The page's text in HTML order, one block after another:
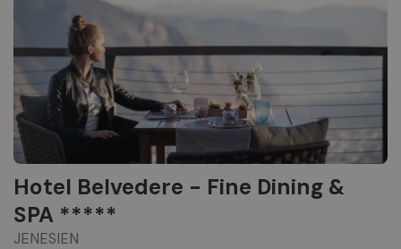
Hotel Belvedere - Fine Dining &
SPA *****
JENESIEN